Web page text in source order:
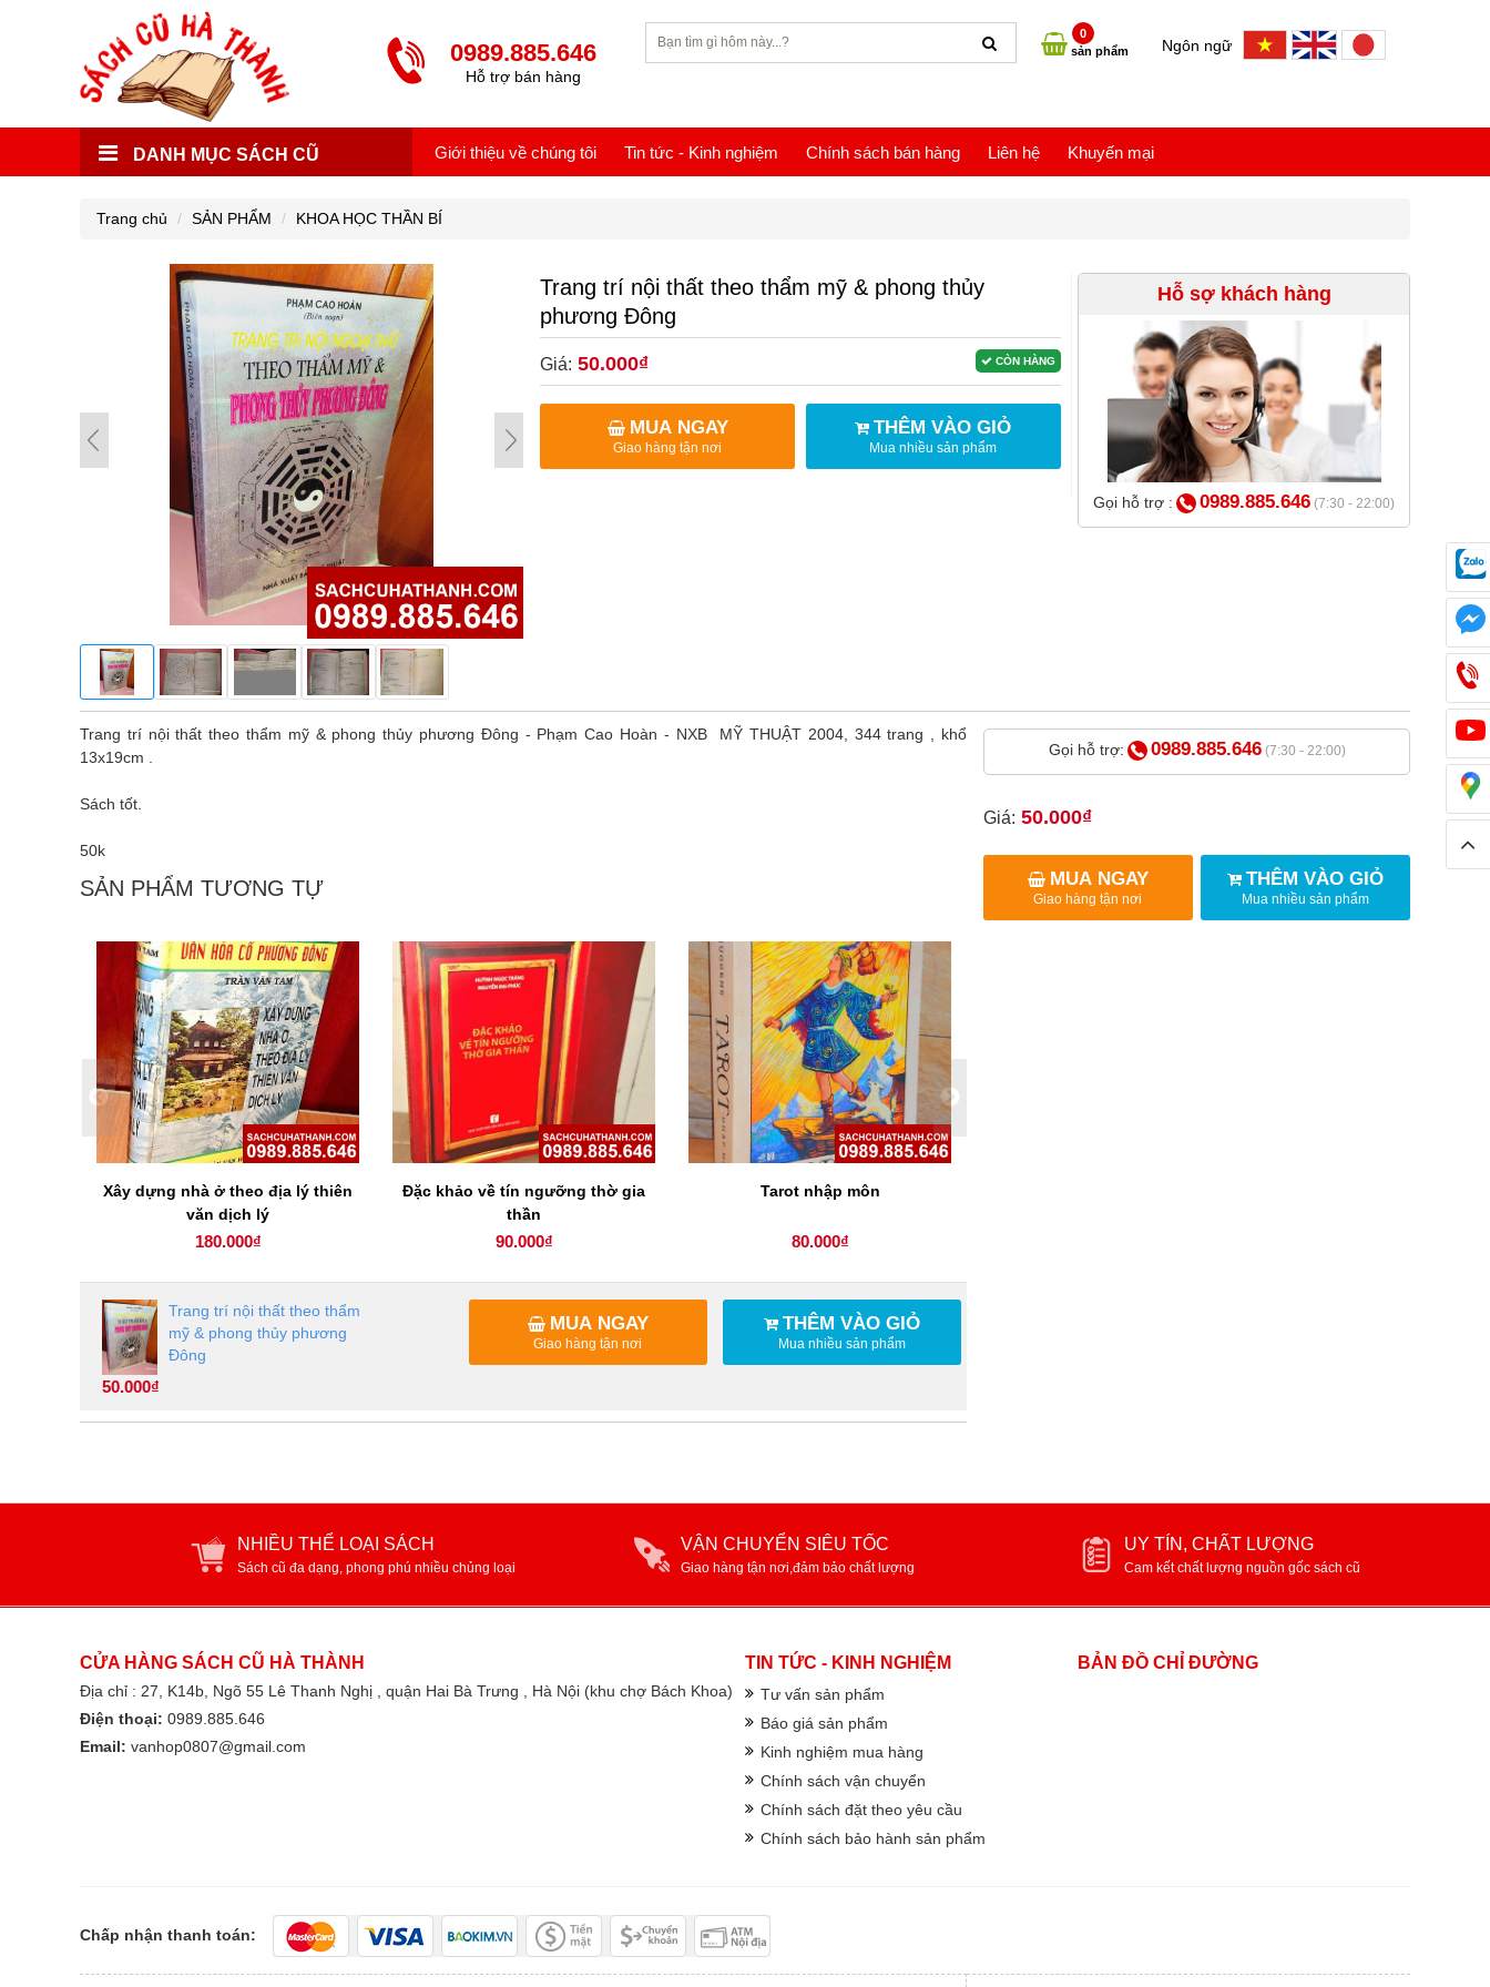
0989.885.646
Hỗ trợ bán hàng
0
sản phẩm
Ngôn ngữ
DANH MỤC SÁCH CŨ Giới thiệu về chúng tôi Tin tức - Kinh nghiệm Chính sách bán hàng Liên hệ Khuyến mại
Trang chủ SẢN PHẨM KHOA HỌC THẦN BÍ
Trang trí nội thất theo thẩm mỹ & phong thủy
phương Đông
CÒN HÀNG
Giá: 50.000₫
MUA NGAY
Giao hàng tận nơi
THÊM VÀO GIỎ
Mua nhiều sản phẩm
Hỗ sợ khách hàng
Gọi hỗ trợ : 0989.885.646 (7:30 - 22:00)
Trang trí nội thất theo thẩm mỹ & phong thủy phương Đông - Phạm Cao Hoàn - NXB MỸ THUẬT 2004, 344 trang , khổ
13x19cm .
Sách tốt.
50k
SẢN PHẨM TƯƠNG TỰ
Xây dựng nhà ở theo địa lý thiên
văn dịch lý
180.000₫
Đặc khảo về tín ngưỡng thờ gia
thần
90.000₫
Tarot nhập môn
80.000₫
Trang trí nội thất theo thẩm
mỹ & phong thủy phương
Đông
50.000₫
THÊM VÀO GIỎ
Mua nhiều sản phẩm
MUA NGAY
Giao hàng tận nơi
Gọi hỗ trợ: 0989.885.646 (7:30 - 22:00)
Giá: 50.000₫
MUA NGAY
Giao hàng tận nơi
THÊM VÀO GIỎ
Mua nhiều sản phẩm
NHIỀU THỂ LOẠI SÁCH
Sách cũ đa dạng, phong phú nhiều chủng loại
VẬN CHUYỂN SIÊU TỐC
Giao hàng tận nơi,đảm bảo chất lượng
UY TÍN, CHẤT LƯỢNG
Cam kết chất lượng nguồn gốc sách cũ
CỬA HÀNG SÁCH CŨ HÀ THÀNH
Địa chỉ : 27, K14b, Ngõ 55 Lê Thanh Nghị , quận Hai Bà Trưng , Hà Nội (khu chợ Bách Khoa)
Điện thoại: 0989.885.646
Email: vanhop0807@gmail.com
TIN TỨC - KINH NGHIỆM
Tư vấn sản phẩm
Báo giá sản phẩm
Kinh nghiệm mua hàng
Chính sách vận chuyển
Chính sách đặt theo yêu cầu
Chính sách bảo hành sản phẩm
BẢN ĐỒ CHỈ ĐƯỜNG
Chấp nhận thanh toán: